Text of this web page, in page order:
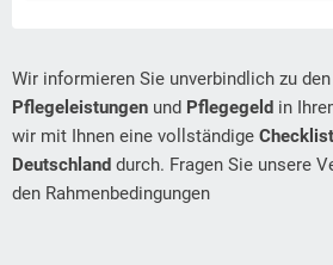
Wir informieren Sie unverbindlich zu
Pflegeleistungen und Pflegegeld in
wir mit Ihnen eine vollständige
Deutschland durch. Fragen Sie unsere
den Rahmenbedingungen